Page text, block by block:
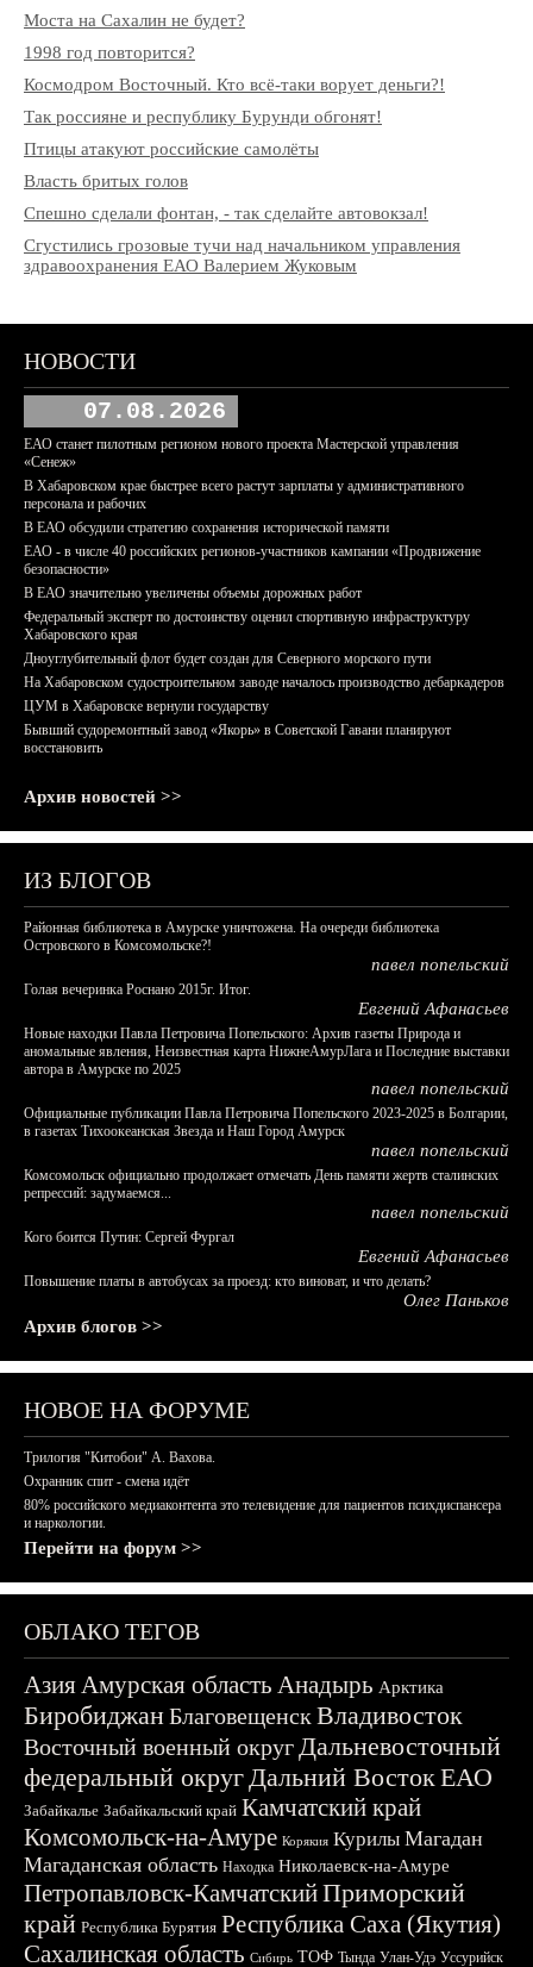
Моста на Сахалин не будет?
1998 год повторится?
Космодром Восточный. Кто всё-таки ворует деньги?!
Так россияне и республику Бурунди обгонят!
Птицы атакуют российские самолёты
Власть бритых голов
Спешно сделали фонтан, - так сделайте автовокзал!
Сгустились грозовые тучи над начальником управления
здравоохранения ЕАО Валерием Жуковым
НОВОСТИ
07.08.2026
ЕАО станет пилотным регионом нового проекта Мастерской управления
«Сенеж»
В Хабаровском крае быстрее всего растут зарплаты у административного
персонала и рабочих
В ЕАО обсудили стратегию сохранения исторической памяти
ЕАО - в числе 40 российских регионов-участников кампании «Продвижение
безопасности»
В ЕАО значительно увеличены объемы дорожных работ
Федеральный эксперт по достоинству оценил спортивную инфраструктуру
Хабаровского края
Дноуглубительный флот будет создан для Северного морского пути
На Хабаровском судостроительном заводе началось производство дебаркадеров
ЦУМ в Хабаровске вернули государству
Бывший судоремонтный завод «Якорь» в Советской Гавани планируют
восстановить
Архив новостей >>
ИЗ БЛОГОВ
Районная библиотека в Амурске уничтожена. На очереди библиотека
Островского в Комсомольске?!
павел попельский
Голая вечеринка Роснано 2015г. Итог.
Евгений Афанасьев
Новые находки Павла Петровича Попельского: Архив газеты Природа и
аномальные явления, Неизвестная карта НижнеАмурЛага и Последние выставки
автора в Амурске по 2025
павел попельский
Официальные публикации Павла Петровича Попельского 2023-2025 в Болгарии,
в газетах Тихоокеанская Звезда и Наш Город Амурск
павел попельский
Комсомольск официально продолжает отмечать День памяти жертв сталинских
репрессий: задумаемся...
павел попельский
Кого боится Путин: Сергей Фургал
Евгений Афанасьев
Повышение платы в автобусах за проезд: кто виноват, и что делать?
Олег Паньков
Архив блогов >>
НОВОЕ НА ФОРУМЕ
Трилогия "Китобои" А. Вахова.
Охранник спит - смена идёт
80% российского медиаконтента это телевидение для пациентов психдиспансера
и наркологии.
Перейти на форум >>
ОБЛАКО ТЕГОВ
АзияАмурская область Анадырь Арктика
БиробиджанБлаговещенскВладивосток
Восточный военный округДальневосточный
федеральный округДальний ВостокЕАО
Забайкалье Забайкальский край Камчатский край
Комсомольск-на-Амуре Корякия Курилы Магадан
Магаданская область Находка Николаевск-на-Амуре
Петропавловск-КамчатскийПриморский
край Республика Бурятия Республика Саха (Якутия)
Сахалинская область Сибирь ТОФ Тында Улан-Удэ Уссурийск